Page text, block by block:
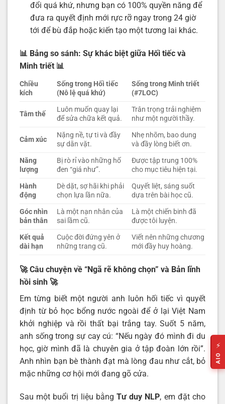
đổi quá khứ, nhưng bạn có 100% quyền năng để
đưa ra quyết định mới rực rỡ ngay trong 24 giờ
tới để bù đắp hoặc kiến tạo một tương lai khác.
📊 Bảng so sánh: Sự khác biệt giữa Hối tiếc và
Minh triết 📊
Chiều
kích
Sống trong Hối tiếc
(Nô lệ quá khứ)
Sống trong Minh triết
(#7LOC)
Tâm thế
Luôn muốn quay lại
để sửa chữa kết quả.
Trân trọng trải nghiệm
như một người thầy.
Cảm xúc
Nặng nề, tự ti và đầy
sự dằn vặt.
Nhẹ nhõm, bao dung
và đầy lòng biết ơn.
Năng
lượng
Bị rò rỉ vào những hố
đen “giá như”.
Được tập trung 100%
cho mục tiêu hiện tại.
Hành
động
Dè dặt, sợ hãi khi phải
chọn lựa lần nữa.
Quyết liệt, sáng suốt
dựa trên bài học cũ.
Góc nhìn
bản thân
Là một nạn nhân của
sai lầm cũ.
Là một chiến binh đã
được tôi luyện.
Kết quả
dài hạn
Cuộc đời đứng yên ở
những trang cũ.
Viết nên những chương
mới đầy huy hoàng.
🚀 Câu chuyện về “Ngã rẽ không chọn” và Bản lĩnh
hồi sinh 🚀
Em từng biết một người anh luôn hối tiếc vì quyết
định từ bỏ học bổng nước ngoài để ở lại Việt Nam
khởi nghiệp và rồi thất bại trắng tay. Suốt 5 năm,
anh sống trong sự cay cú: “Nếu ngày đó mình đi du
học, giờ mình đã là chuyên gia ở tập đoàn lớn rồi”.
Anh nhìn bạn bè thành đạt mà lòng đau như cắt, bỏ
mặc những cơ hội mới đang gõ cửa.
Sau một buổi trị liệu bằngTư duy NLP, em đặt cho
⚡
AIO